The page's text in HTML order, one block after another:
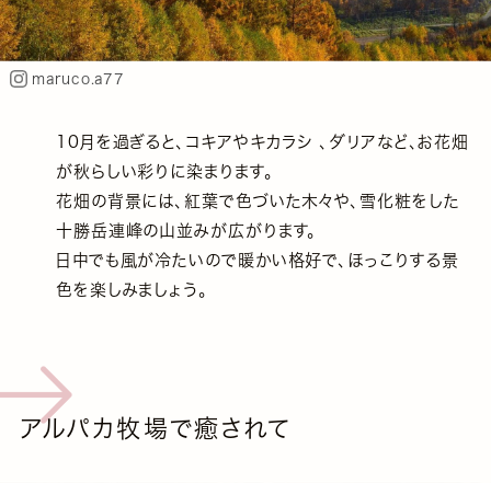
maruco.a77
10月を過ぎると、コキアやキカラシ 、ダリアなど、お花畑
が秋らしい彩りに染まります。
花畑の背景には、紅葉で色づいた木々や、雪化粧をした
十勝岳連峰の山並みが広がります。
日中でも風が冷たいので暖かい格好で、ほっこりする景
色を楽しみましょう。
アルパカ牧場で癒されて